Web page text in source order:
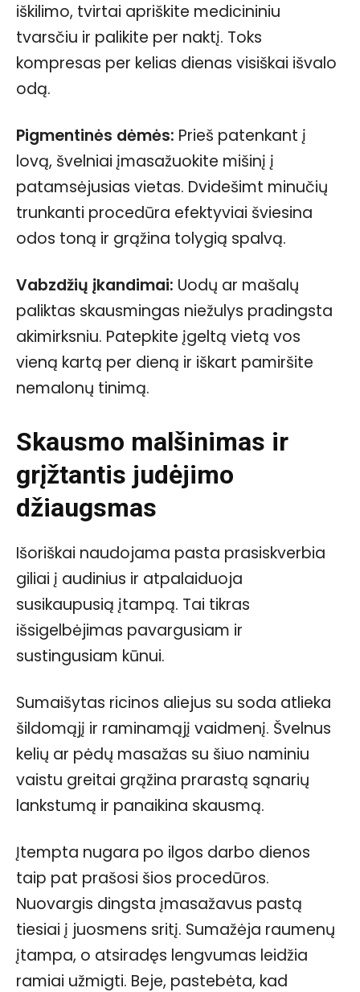
iškilimo, tvirtai apriškite medicininiu
tvarsčiu ir palikite per naktį. Toks
kompresas per kelias dienas visiškai išvalo
odą.
Pigmentinės dėmės: Prieš patenkant į
lovą, švelniai įmasažuokite mišinį į
patamsėjusias vietas. Dvidešimt minučių
trunkanti procedūra efektyviai šviesina
odos toną ir grąžina tolygią spalvą.
Vabzdžių įkandimai: Uodų ar mašalų
paliktas skausmingas niežulys pradingsta
akimirksniu. Patepkite įgeltą vietą vos
vieną kartą per dieną ir iškart pamiršite
nemalonų tinimą.
Skausmo malšinimas ir
grįžtantis judėjimo
džiaugsmas
Išoriškai naudojama pasta prasiskverbia
giliai į audinius ir atpalaiduoja
susikaupusią įtampą. Tai tikras
išsigelbėjimas pavargusiam ir
sustingusiam kūnui.
Sumaišytas ricinos aliejus su soda atlieka
šildomąjį ir raminamąjį vaidmenį. Švelnus
kelių ar pėdų masažas su šiuo naminiu
vaistu greitai grąžina prarastą sąnarių
lankstumą ir panaikina skausmą.
Įtempta nugara po ilgos darbo dienos
taip pat prašosi šios procedūros.
Nuovargis dingsta įmasažavus pastą
tiesiai į juosmens sritį. Sumažėja raumenų
įtampa, o atsiradęs lengvumas leidžia
ramiai užmigti. Beje, pastebėta, kad